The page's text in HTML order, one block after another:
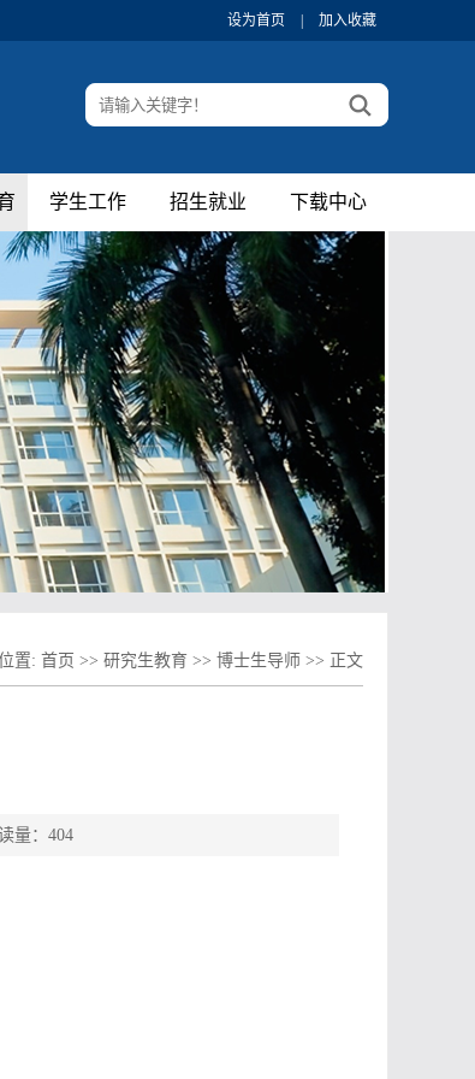
设为首页 加入收藏
学生工作 招生就业 下载中心
置: 首页 >> 研究生教育 >> 博士生导师 >> 正文
： 404